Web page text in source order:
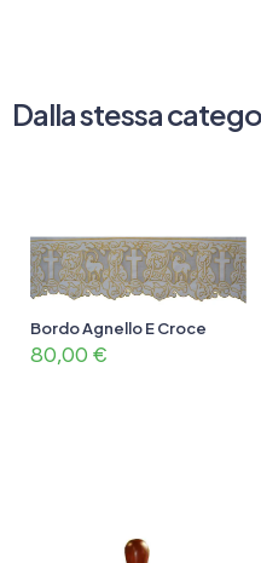
Dalla stessa
Bordo Agnello E Croce
80,00 €